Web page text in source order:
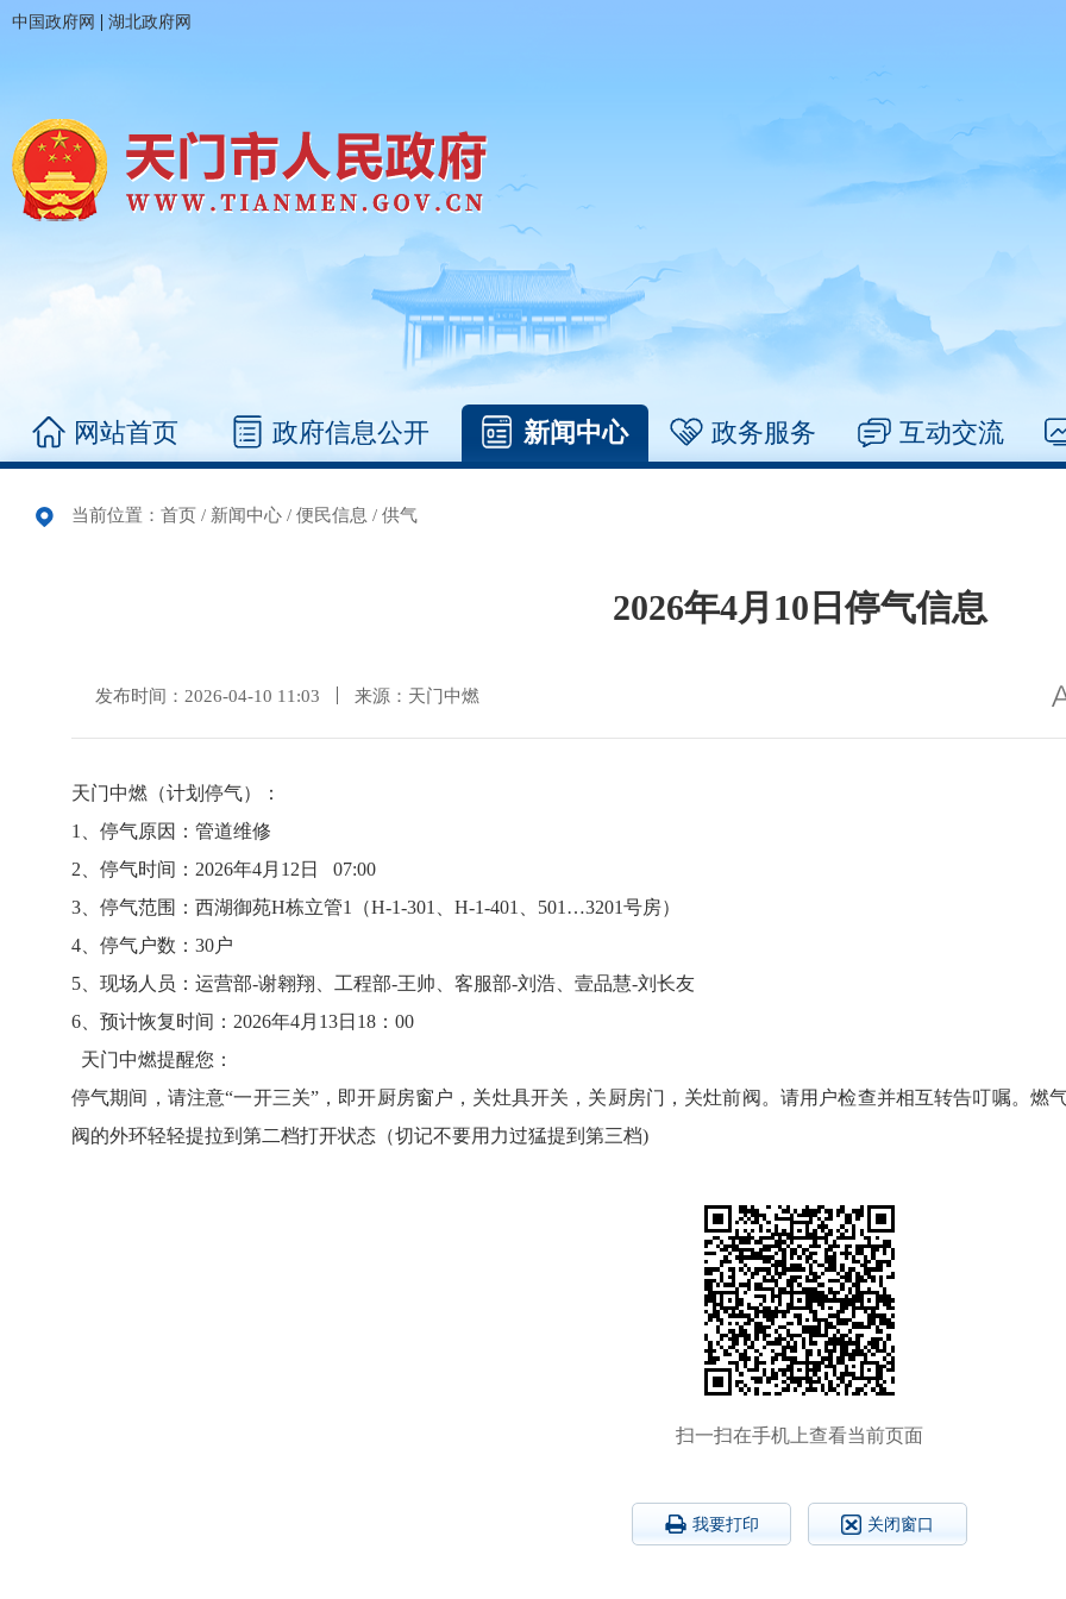
中国政府网 | 湖北政府网
网站首页 政府信息公开 新闻中心 政务服务 互动交流
当前位置： 首页 / 新闻中心 / 便民信息 / 供气
2026年4月10日停气信息
发布时间：2026-04-10 11:03 来源：天门中燃
天门中燃（计划停气）：
1、停气原因：管道维修
2、停气时间：2026年4月12日 07:00
3、停气范围：西湖御苑H栋立管1（H-1-301、H-1-401、501…3201号房）
4、停气户数：30户
5、现场人员：运营部-谢翱翔、工程部-王帅、客服部-刘浩、壹品慧-刘长友
6、预计恢复时间：2026年4月13日18：00
天门中燃提醒您：
停气期间，请注意“一开三关”，即开厨房窗户，关灶具开关，关厨房门，关灶前阀。请用户检查并相互转告叮嘱。燃
阀的外环轻轻提拉到第二档打开状态（切记不要用力过猛提到第三档)
扫一扫在手机上查看当前页面
我要打印 关闭窗口